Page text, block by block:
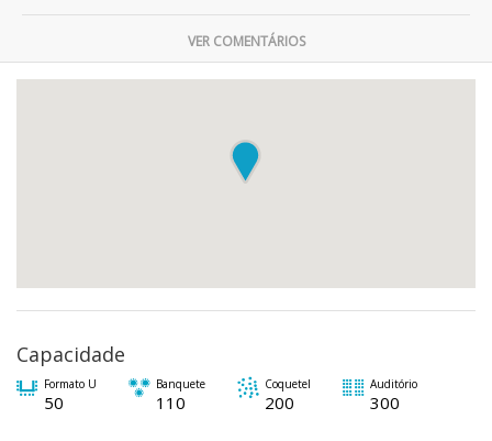
VER COMENTÁRIOS
Capacidade
Formato U
50
Banquete
110
Coquetel
200
Auditório
300